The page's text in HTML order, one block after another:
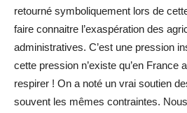
retourné symboliquement lors de
faire connaitre l’exaspération des
administratives. C’est une pression
cette pression n’existe qu’en France
respirer ! On a noté un vrai soutien
souvent les mêmes contraintes.